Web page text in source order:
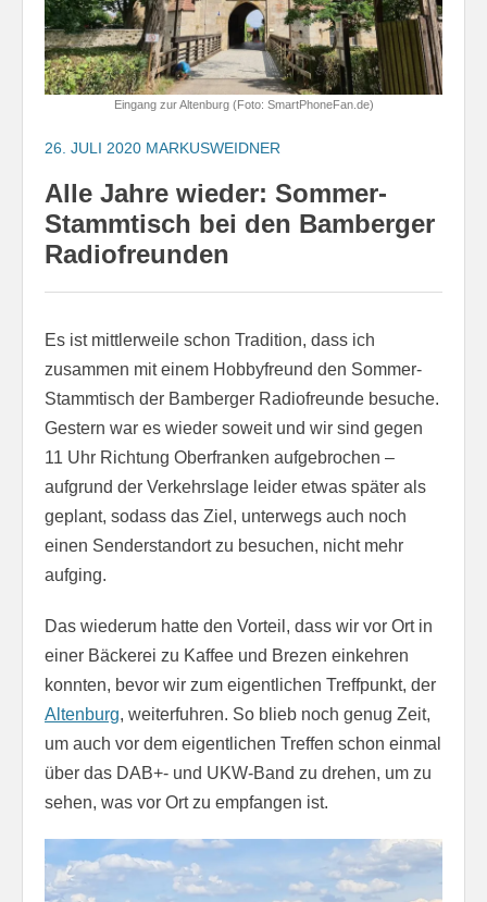
Eingang zur Altenburg (Foto: SmartPhoneFan.de)
26. JULI 2020 MARKUSWEIDNER
Alle Jahre wieder: Sommer-
Stammtisch bei den Bamberger
Radiofreunden
Es ist mittlerweile schon Tradition, dass ich
zusammen mit einem Hobbyfreund den Sommer-
Stammtisch der Bamberger Radiofreunde besuche.
Gestern war es wieder soweit und wir sind gegen
11 Uhr Richtung Oberfranken aufgebrochen –
aufgrund der Verkehrslage leider etwas später als
geplant, sodass das Ziel, unterwegs auch noch
einen Senderstandort zu besuchen, nicht mehr
aufging.
Das wiederum hatte den Vorteil, dass wir vor Ort in
einer Bäckerei zu Kaffee und Brezen einkehren
konnten, bevor wir zum eigentlichen Treffpunkt, der
Altenburg, weiterfuhren. So blieb noch genug Zeit,
um auch vor dem eigentlichen Treffen schon einmal
über das DAB+- und UKW-Band zu drehen, um zu
sehen, was vor Ort zu empfangen ist.